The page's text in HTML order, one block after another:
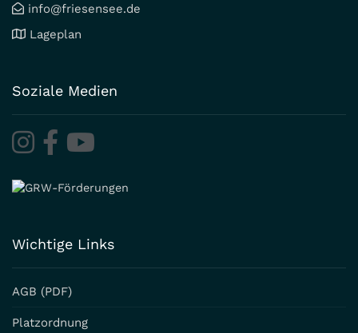
info@friesensee.de
Lageplan
Soziale Medien
Wichtige Links
AGB (PDF)
Platzordnung